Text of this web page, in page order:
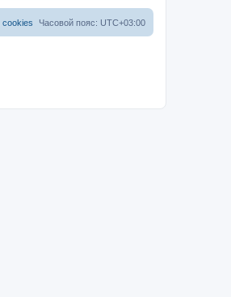
Часовой пояс: UTC+03:00
cookies